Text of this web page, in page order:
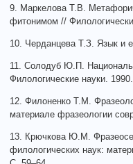
9. Маркелова Т.В.
фитонимом //
10. Черданцева Т.З. Язык и
11. Солодуб Ю.П.
Филологические науки.
12. Филоненко Т.М.
материале фразеологии
13. Крючкова Ю.М.
филологических наук: